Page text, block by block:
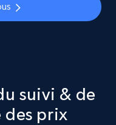
suivi & de
des prix